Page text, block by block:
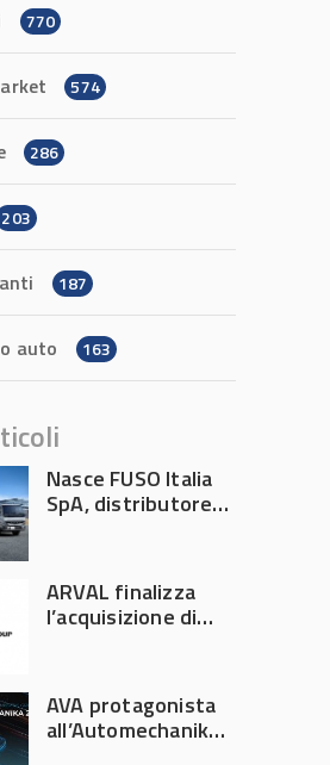
770
574
286
203
187
auto 163
Nasce FUSO Italia
SpA, distributore
ARVAL finalizza
l’acquisizione di
AVA protagonista
all’Automechanika